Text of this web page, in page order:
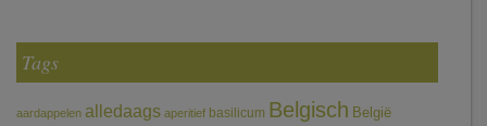
Tags
aardappelen alledaags aperitief basilicum Belgisch België